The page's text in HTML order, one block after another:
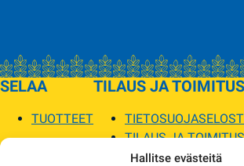
Hallitse evästeitä
SELAA
TUOTTEET
TILAUS JA TOIMITUS
TILAUS JA TOIMITUS
TOIMITUSEHDOT